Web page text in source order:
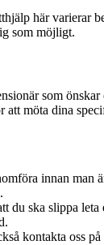
här varierar
som möjligt.
som
möta dina
innan
ska slippa
kontakta oss